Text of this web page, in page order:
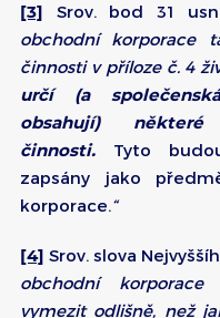
[3] Srov. bod 31
obchodní korporace
činnosti v příloze č. 4
určí (a
obsahují)
činnosti. Tyto
zapsány jako
korporace.“
[4] Srov. slova
obchodní
vymezit odlišně, než